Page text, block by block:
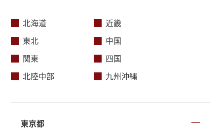
北海道
東北
関東
北陸中部
近畿
中国
四国
九州沖縄
東京都